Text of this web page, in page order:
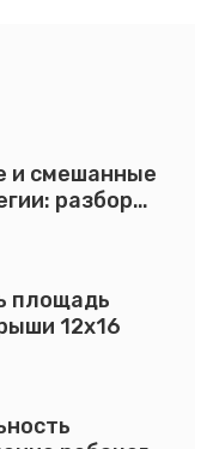
и смешанные
разбор
площадь
12х16